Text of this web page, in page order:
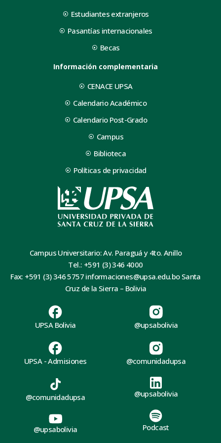
Estudiantes extranjeros
Pasantías internacionales
Becas
Información complementaria
CENACE UPSA
Calendario Académico
Calendario Post-Grado
Campus
Biblioteca
Políticas de privacidad
Campus Universitario: Av. Paraguá y 4to. Anillo
Tel.: +591 (3) 346 4000
Fax: +591 (3) 346 5757 informaciones@upsa.edu.bo Santa
Cruz de la Sierra – Bolivia
UPSA Bolivia
UPSA - Admisiones
@upsabolivia
@comunidadupsa
@comunidadupsa
@upsabolivia
@upsabolivia
Podcast